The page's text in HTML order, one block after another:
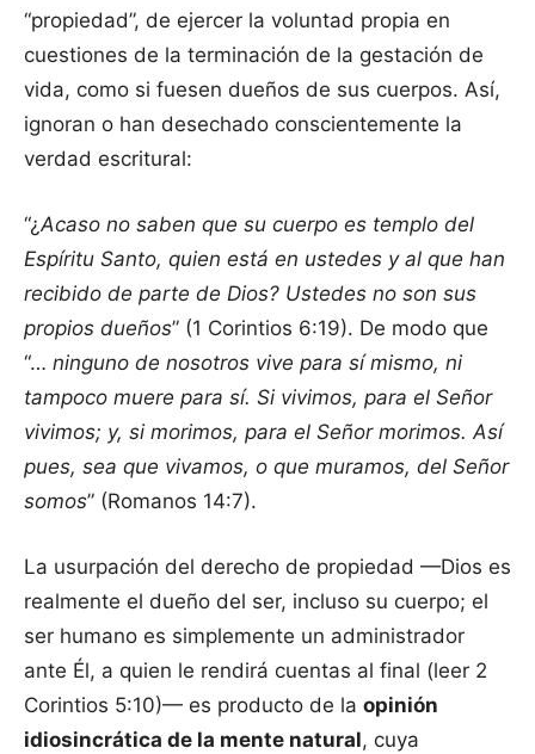
“propiedad”, de ejercer la voluntad propia en
cuestiones de la terminación de la gestación de
vida, como si fuesen dueños de sus cuerpos. Así,
ignoran o han desechado conscientemente la
verdad escritural:
“¿Acaso no saben que su cuerpo es templo del
Espíritu Santo, quien está en ustedes y al que han
recibido de parte de Dios? Ustedes no son sus
propios dueños” (1 Corintios 6:19). De modo que
“… ninguno de nosotros vive para sí mismo, ni
tampoco muere para sí. Si vivimos, para el Señor
vivimos; y, si morimos, para el Señor morimos. Así
pues, sea que vivamos, o que muramos, del Señor
somos” (Romanos 14:7).
La usurpación del derecho de propiedad —Dios es
realmente el dueño del ser, incluso su cuerpo; el
ser humano es simplemente un administrador
ante Él, a quien le rendirá cuentas al final (leer 2
Corintios 5:10)— es producto de la opinión
idiosincrática de la mente natural, cuya